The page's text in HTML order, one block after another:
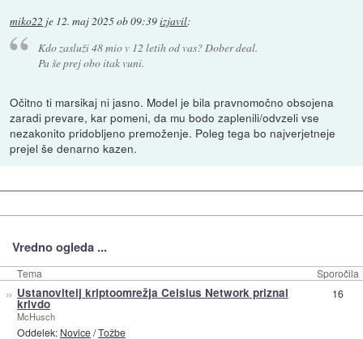
miko22 je 12. maj 2025 ob 09:39izjavil:
Kdo zasluži 48 mio v 12 letih od vas? Dober deal.
Pa še prej obo itak vuni.
Očitno ti marsikaj ni jasno. Model je bila pravnomočno obsojena
zaradi prevare, kar pomeni, da mu bodo zaplenili/odvzeli vse
nezakonito pridobljeno premoženje. Poleg tega bo najverjetneje
prejel še denarno kazen.
Vredno ogleda ...
Tema Sporočila
» Ustanovitelj kriptoomrežja Celsius Network priznal
krivdo
McHusch
Oddelek: Novice/Tožbe
16